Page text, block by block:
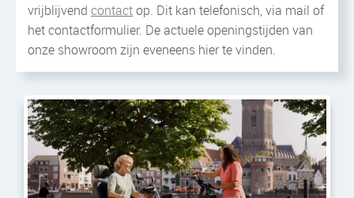
vrijblijvend contactop. Dit kan telefonisch, via mail of
het contactformulier. De actuele openingstijden van
onze showroom zijn eveneens hier te vinden.